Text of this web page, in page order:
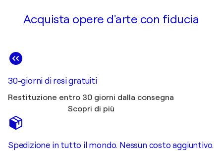
Acquista opere d'arte con fiducia
30-giorni di resi gratuiti
Restituzione entro 30 giorni dalla consegna
Scopri di più
Spedizione in tutto il mondo. Nessun costo aggiuntivo.